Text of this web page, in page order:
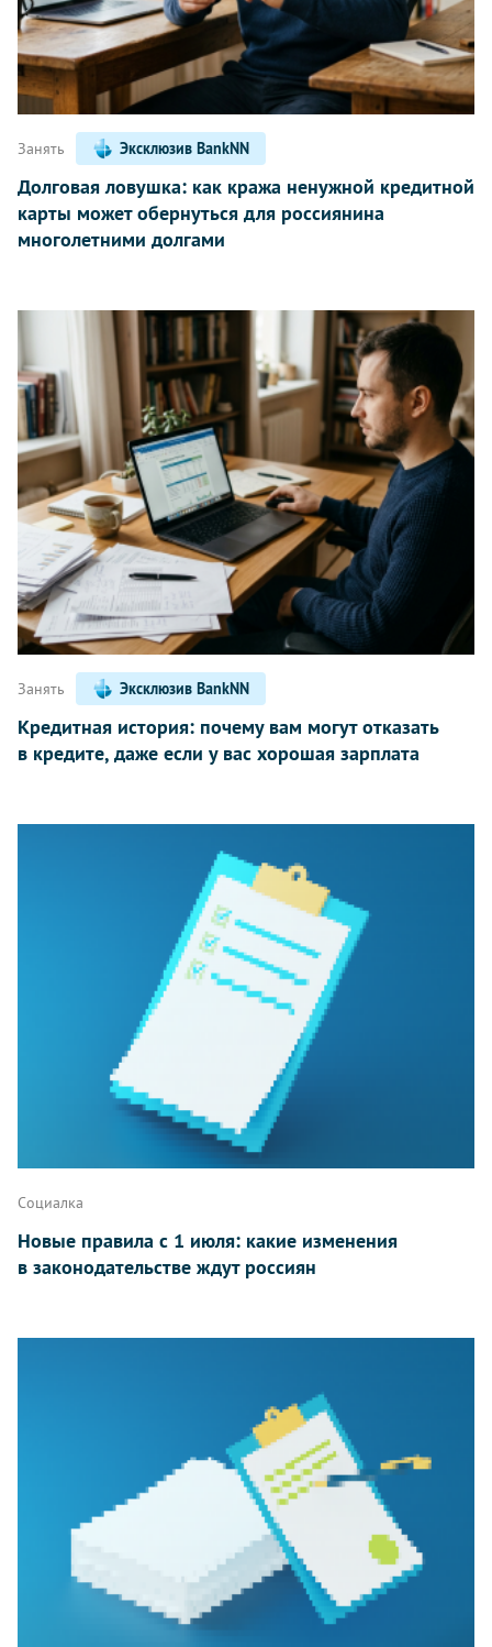
Занять Эксклюзив BankNN
Долговая ловушка: как кража ненужной кредитной
карты может обернуться для россиянина
многолетними долгами
Занять Эксклюзив BankNN
Кредитная история: почему вам могут отказать
в кредите, даже если у вас хорошая зарплата
Социалка
Новые правила с 1 июля: какие изменения
в законодательстве ждут россиян